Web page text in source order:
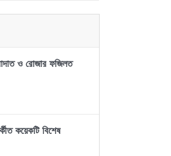
ও রোজার ফজিলত
কয়েকটি বিশেষ